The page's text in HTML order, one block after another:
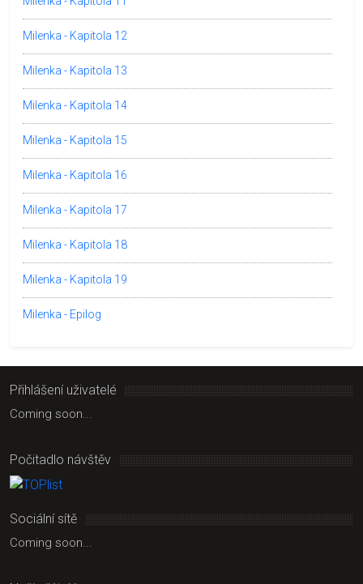
Milenka - Kapitola 12
Milenka - Kapitola 13
Milenka - Kapitola 14
Milenka - Kapitola 15
Milenka - Kapitola 16
Milenka - Kapitola 17
Milenka - Kapitola 18
Milenka - Kapitola 19
Milenka - Epilog
Přihlášení uživatelé
Coming soon...
Počitadlo návštěv
Sociální sítě
Coming soon...